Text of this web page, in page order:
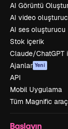
AI Görüntü
AI video
AI ses oluşturucu
Stok içerik
Claude/ChatGPT
Ajanlar Yeni
API
Mobil Uygulama
Tüm Magnific
Başlayın